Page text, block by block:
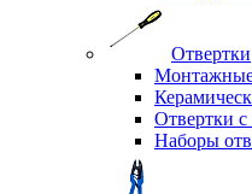
Отвертки
Монтажные
Отвертки с
Наборы